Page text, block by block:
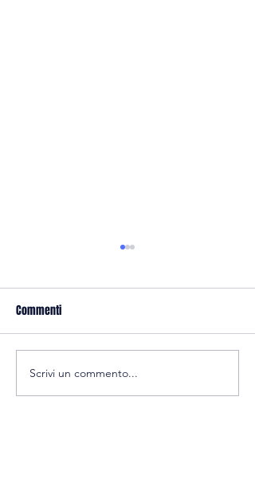
Volley: reclutamento under 14
Commenti
Scrivi un commento...